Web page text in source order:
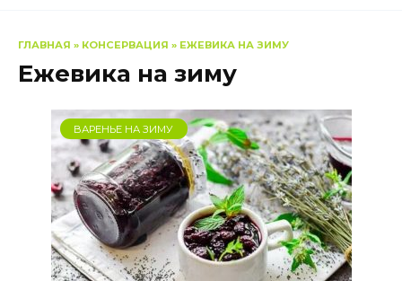
ГЛАВНАЯ » КОНСЕРВАЦИЯ » ЕЖЕВИКА НА ЗИМУ
Ежевика на зиму
ВАРЕНЬЕ НА ЗИМУ